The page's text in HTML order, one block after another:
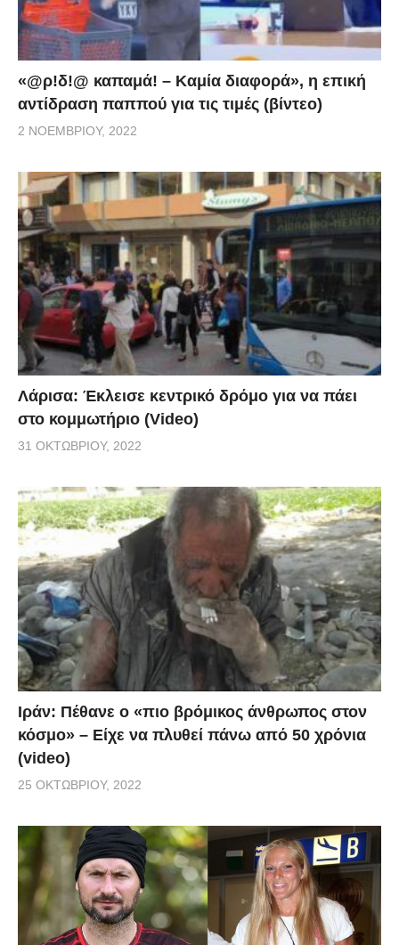
«@ρ!δ!@ καπαμά! – Καμία διαφορά», η επική
αντίδραση παππού για τις τιμές (βίντεο)
2 ΝΟΕΜΒΡΊΟΥ, 2022
Λάρισα: Έκλεισε κεντρικό δρόμο για να πάει
στο κομμωτήριο (Video)
31 ΟΚΤΩΒΡΊΟΥ, 2022
Ιράν: Πέθανε ο «πιο βρόμικος άνθρωπος στον
κόσμο» – Είχε να πλυθεί πάνω από 50 χρόνια
(video)
25 ΟΚΤΩΒΡΊΟΥ, 2022